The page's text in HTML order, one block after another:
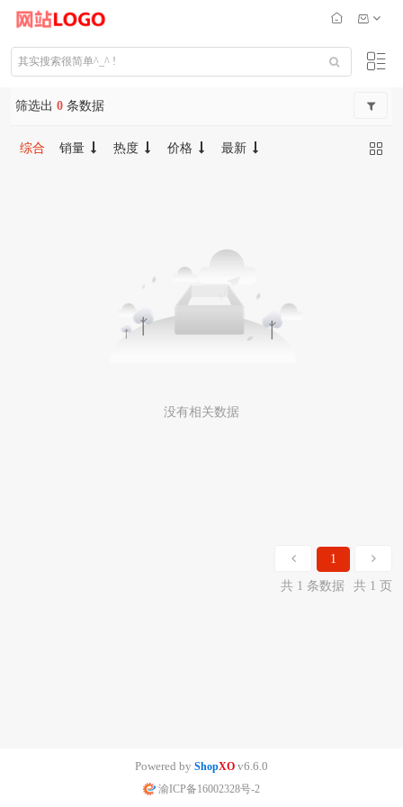
筛选出 0 条数据
综合 销量 热度 价格 最新
没有相关数据
1
共 1 条数据
共 1 页
Powered by ShopXO v6.6.0
渝ICP备16002328号-2